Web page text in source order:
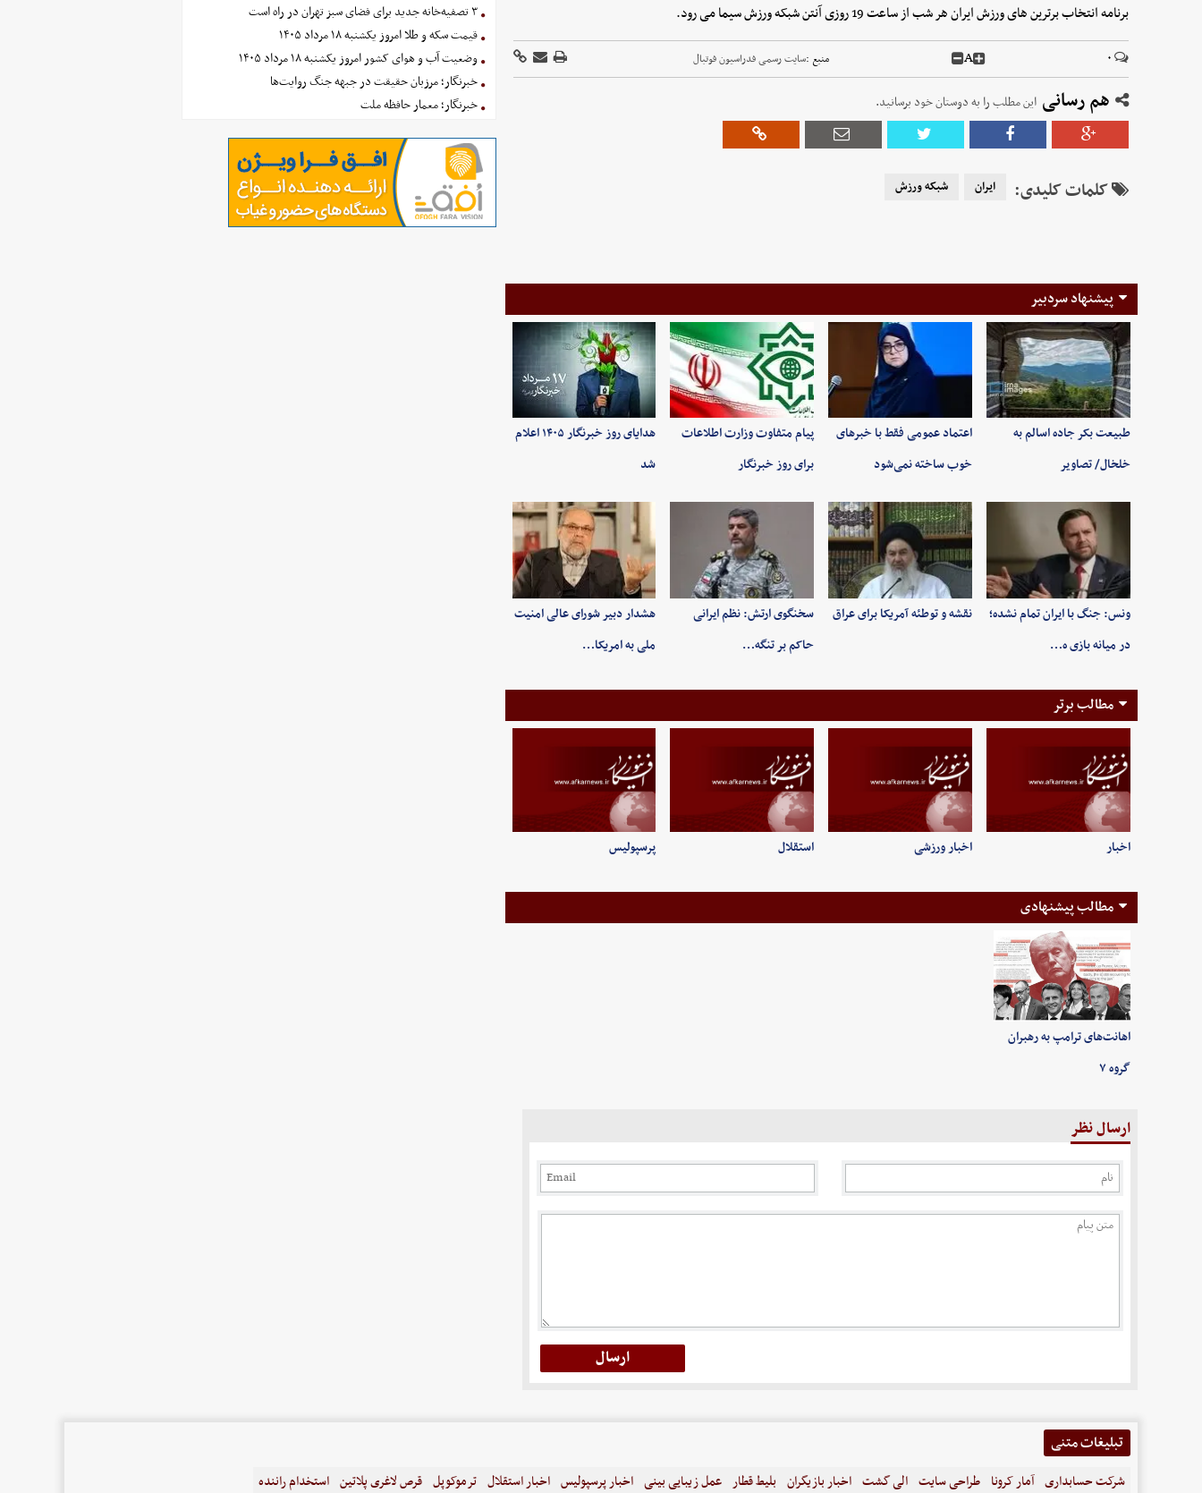
برنامه انتخاب برترین های ورزش ایران هر شب از ساعت 19 روزی آنتن شبکه ورزش سیما می رود.
۰ A منبع :سایت رسمی فدراسیون فوتبال
هم رسانی این مطلب را به دوستان خود برسانید.
کلمات کلیدی: ایران شبکه ورزش
پیشنهاد سردبیر
طبیعت بکر جاده اسالم به
خلخال/ تصاویر
اعتماد عمومی فقط با خبرهای
خوب ساخته نمی‌شود
پیام متفاوت وزارت اطلاعات
برای روز خبرنگار
هدایای روز خبرنگار ۱۴۰۵ اعلام
شد
ونس: جنگ با ایران تمام نشده؛
در میانه بازی ه…
نقشه و توطئه آمریکا برای عراق
سخنگوی ارتش: نظم ایرانی
حاکم بر تنگه…
هشدار دبیر شورای عالی امنیت
ملی به امریکا…
مطالب برتر
اخبار اخبار ورزشی استقلال پرسپولیس
مطالب پیشنهادی
اهانت‌های ترامپ به رهبران
گروه ۷
ارسال نظر
۳ تصفیه‌خانه جدید برای فضای سبز تهران در راه است
قیمت سکه و طلا امروز یکشنبه ۱۸ مرداد ۱۴۰۵
وضعیت آب و هوای کشور امروز یکشنبه ۱۸ مرداد ۱۴۰۵
خبرنگار؛ مرزبان حقیقت در جبهه جنگ روایت‌ها
خبرنگار؛ معمار حافظه ملت
تبلیغات متنی
شرکت حسابداری آمار کرونا طراحی سایت الی گشت اخبار بازیگران بلیط قطار عمل زیبایی بینی اخبار پرسپولیس اخبار استقلال ترموکوپل قرص لاغری پلاتین استخدام راننده